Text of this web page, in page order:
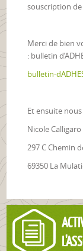
souscription de
Merci de bien
: bulletin
bulletin-
Et ensuite
Nicole Calligaro
297 C Chemin
69350 La